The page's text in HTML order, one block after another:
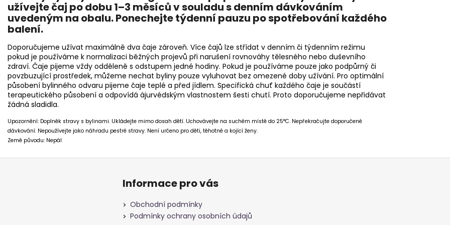
užívejte čaj po dobu 1–3 měsíců v souladu s denním dávkováním
uvedeným na obalu. Ponechejte týdenní pauzu po spotřebování každého
balení.
Doporučujeme užívat maximálně dva čaje zároveň. Více čajů lze střídat v denním či týdenním režimu
pokud je používáme k normalizaci běžných projevů při narušení rovnováhy tělesného nebo duševního
zdraví. Čaje pijeme vždy odděleně s odstupem jedné hodiny. Pokud je používáme pouze jako podpůrný či
povzbuzující prostředek, můžeme nechat byliny pouze vyluhovat bez omezené doby užívání. Pro optimální
působení bylinného odvaru pijeme čaje teplé a před jídlem. Specifická chuť každého čaje je součástí
terapeutického působení a odpovídá ájurvédským vlastnostem šesti chutí. Proto doporučujeme nepřidávat
žádná sladidla.
Upozornění: Doplněk stravy s bylinami. Ukládejte mimo dosah dětí. Uchovávejte na suchém místě do 25°C. Nepřekračujte doporučené
dávkování. Nepoužívejte jako náhradu pestré stravy. Není určeno pro děti, těhotné a kojící ženy.
Země původu: Nepál
Informace pro vás
Obchodní podmínky
Podmínky ochrany osobních údajů